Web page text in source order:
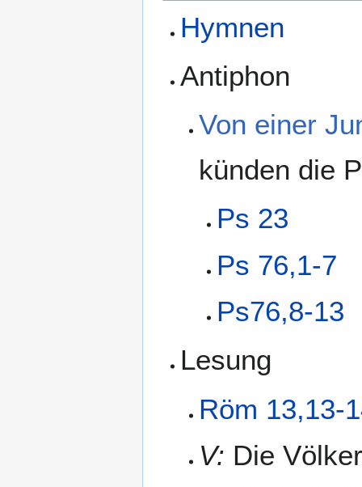
Hymnen
Antiphon
Von einer
künden die
Ps 23
Ps 76,1-7
Ps76,8-13
Lesung
Röm 13,13-
V: Die